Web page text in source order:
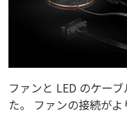
ファンと LED のケー
た。 ファンの接続がよ